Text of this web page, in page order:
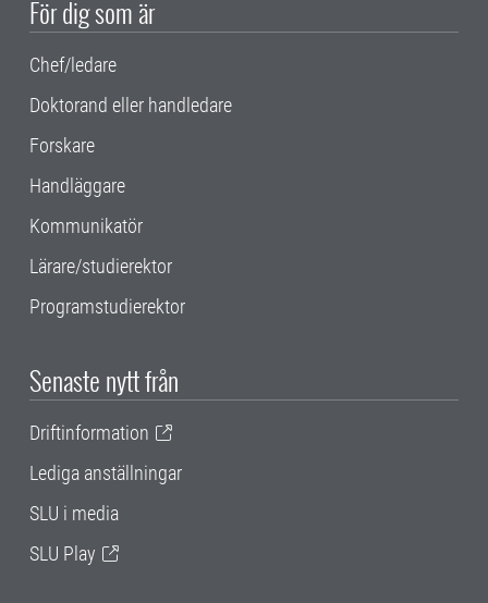
För dig som är
Chef/ledare
Doktorand eller handledare
Forskare
Handläggare
Kommunikatör
Lärare/studierektor
Programstudierektor
Senaste nytt från
Driftinformation
Lediga anställningar
SLU i media
SLU Play